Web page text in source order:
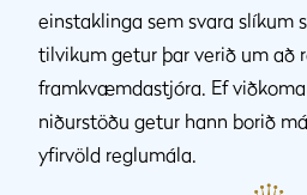
einstaklinga sem svara slíkum
tilvikum getur þar verið um að
framkvæmdastjóra. Ef
niðurstöðu getur hann borið
yfirvöld reglumála.